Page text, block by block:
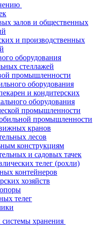
залов и общественных
и производственных
оборудования
стеллажей
промышленности
оборудования
и кондитерских
оборудования
промышленности
промышленности
кранов
лесов
конструкциям
и садовых тачек
телег (рохли)
контейнеров
хозяйств
телег
хранения